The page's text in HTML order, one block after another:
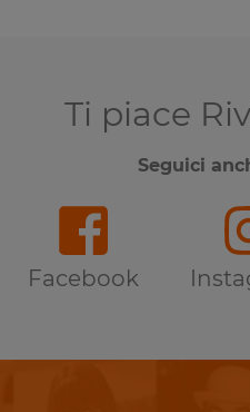
Ti piace
Seguici
Facebook